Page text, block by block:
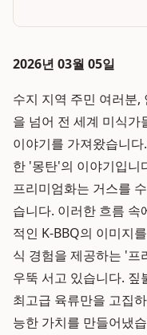
2026년 03월 05일
수지 지역 주민 여러분,
을 넘어 전 세계 미식
이야기를 가져왔습니
한 '몽탄'의 이야기입니
프리미엄화는 거스를
습니다. 이러한 흐름 속
적인 K-BBQ의 이미지
식 경험을 제공하는 '프
우뚝 서고 있습니다.
최고급 육류만을 고집
능한 가치를 만들어냈